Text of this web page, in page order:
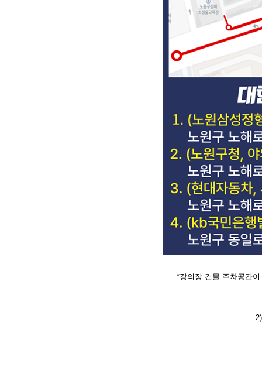
*강의장 건물 주차공간